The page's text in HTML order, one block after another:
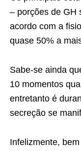
– porções de GH
acordo com a
quase 50% a
Sabe-se ainda
10 momentos
entretanto é
secreção se
Infelizmente,